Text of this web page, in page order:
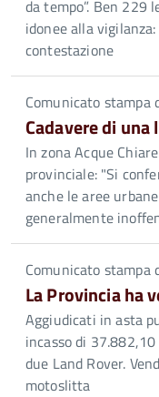
da tempo”. Ben 229
idonee alla
contestazione
Comunicato stampa
Cadavere di
In zona Acque
provinciale: "Si
anche le aree
generalmente
Comunicato
La Provincia ha
Aggiudicati in asta
incasso di
due Land Rover.
motoslitta